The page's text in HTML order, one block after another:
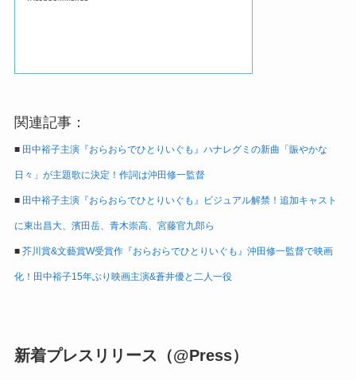
関連記事：
■ 田中裕子主演『おらおらでひとりいぐも』ハナレグミの新曲「賑やかな
日々」が主題歌に決定！作詞は沖田修一監督
■ 田中裕子主演『おらおらでひとりいぐも』ビジュアル解禁！追加キャスト
に東出昌大、濱田岳、青木崇高、宮藤官九郎ら
■ 芥川賞&文藝賞W受賞作『おらおらでひとりいぐも』沖田修一監督で映画
化！田中裕子15年ぶり映画主演&蒼井優と二人一役
新着プレスリリース（@Press）